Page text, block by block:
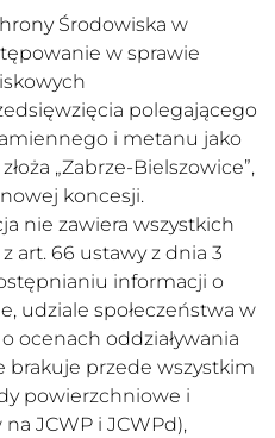
Środowiska w
w sprawie
polegającego
i metanu jako
„Zabrze-Bielszowice”,
koncesji.
nie zawiera wszystkich
art. 66 ustawy z dnia 3
informacji o
udziale społeczeństwa w
ocenach oddziaływania
brakuje przede wszystkim
powierzchniowe i
JCWP i JCWPd),